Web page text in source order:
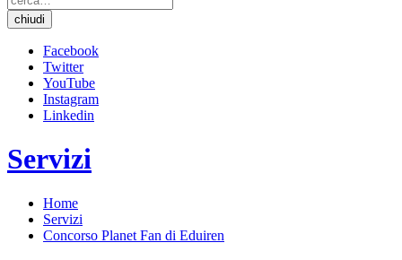
chiudi
Facebook
Twitter
YouTube
Instagram
Linkedin
Servizi
Home
Servizi
Concorso Planet Fan di Eduiren